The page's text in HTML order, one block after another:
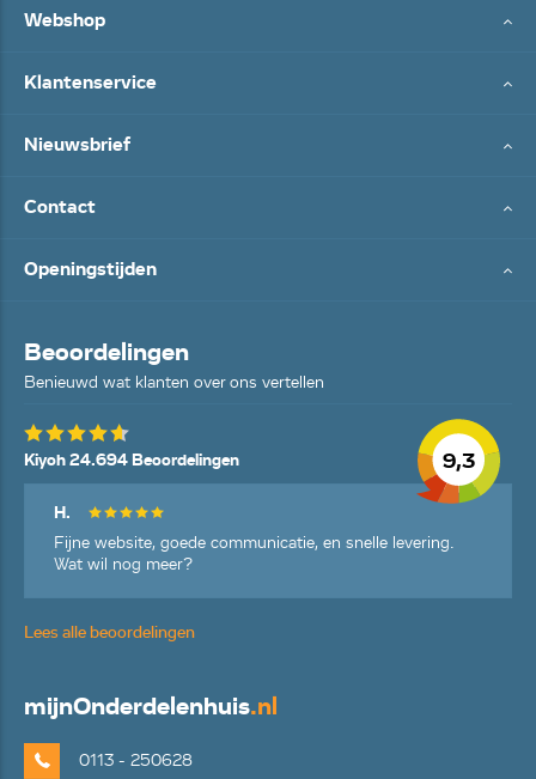
Webshop
Klantenservice
Nieuwsbrief
Contact
Openingstijden
Beoordelingen
Benieuwd wat klanten over ons vertellen
9,3
Kiyoh 24.694 Beoordelingen
H.
Fijne website, goede communicatie, en snelle levering.
Wat wil nog meer?
Lees alle beoordelingen
mijnOnderdelenhuis.nl
0113 - 250628